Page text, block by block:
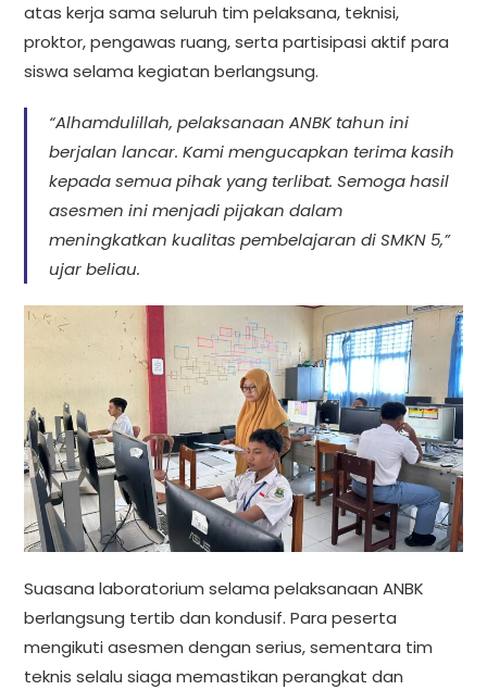
atas kerja sama seluruh tim pelaksana, teknisi,
proktor, pengawas ruang, serta partisipasi aktif para
siswa selama kegiatan berlangsung.
“Alhamdulillah, pelaksanaan ANBK tahun ini
berjalan lancar. Kami mengucapkan terima kasih
kepada semua pihak yang terlibat. Semoga hasil
asesmen ini menjadi pijakan dalam
meningkatkan kualitas pembelajaran di SMKN 5,”
ujar beliau.
Suasana laboratorium selama pelaksanaan ANBK
berlangsung tertib dan kondusif. Para peserta
mengikuti asesmen dengan serius, sementara tim
teknis selalu siaga memastikan perangkat dan